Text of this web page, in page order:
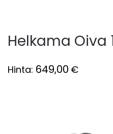
Helkama Oiva
Hinta: 649,00 €